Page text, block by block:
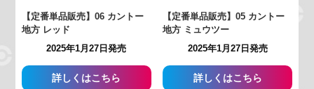
【定番単品販売】06 カントー
地方 レッド
2025年1月27日発売
詳しくはこちら
【定番単品販売】05 カントー
地方 ミュウツー
2025年1月27日発売
詳しくはこちら